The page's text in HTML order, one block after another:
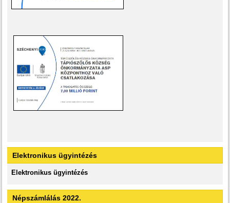
Elektronikus ügyintézés
Elektronikus ügyintézés
Népszámlálás 2022.